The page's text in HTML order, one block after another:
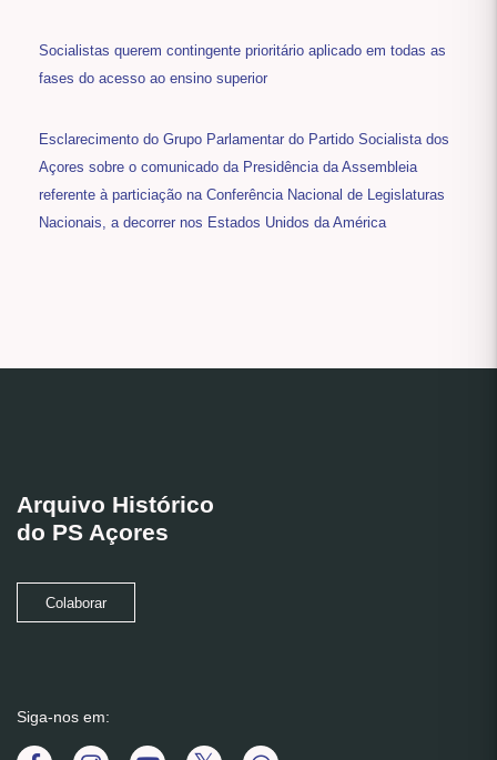
Socialistas querem contingente prioritário aplicado em todas as
fases do acesso ao ensino superior
Esclarecimento do Grupo Parlamentar do Partido Socialista dos
Açores sobre o comunicado da Presidência da Assembleia
referente à particiação na Conferência Nacional de Legislaturas
Nacionais, a decorrer nos Estados Unidos da América
Arquivo Histórico
do PS Açores
Colaborar
Siga-nos em: